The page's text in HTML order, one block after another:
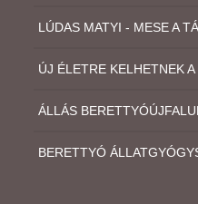
LÚDAS MATYI - MESE A
ÚJ ÉLETRE KELHETNEK
ÁLLÁS
BERETTYÓ